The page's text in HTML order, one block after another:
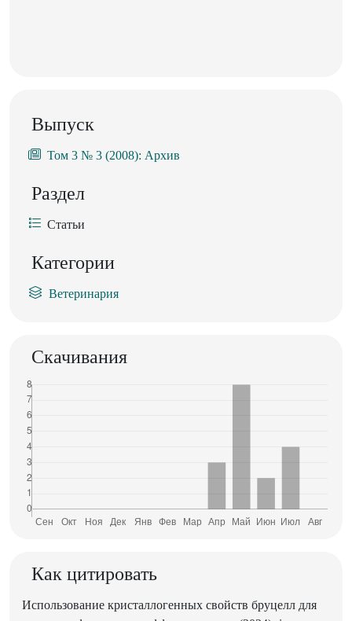
Выпуск
Том 3 № 3 (2008): Архив
Раздел
Статьи
Категории
Ветеринария
Скачивания
Как цитировать
Использование кристаллогенных свойств бруцелл для